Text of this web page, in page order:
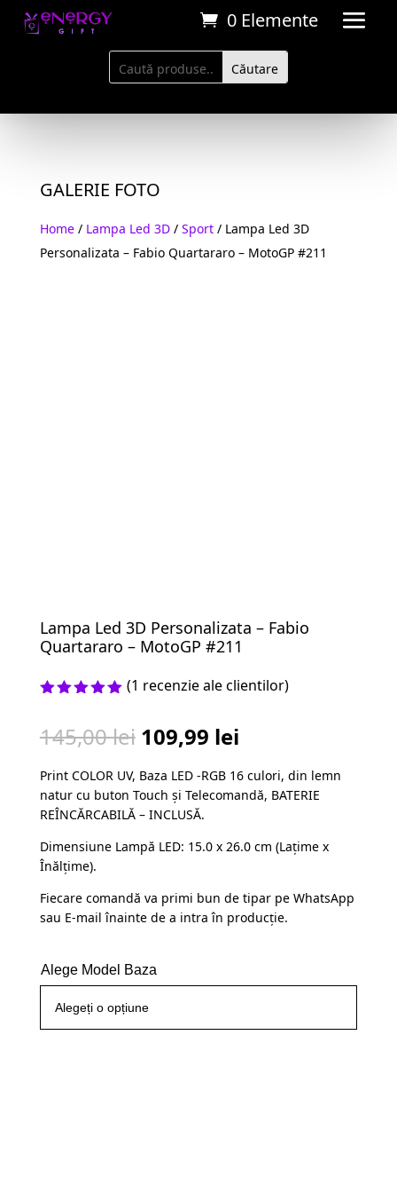
0 Elemente
GALERIE FOTO
Home/ Lampa Led 3D/ Sport/ Lampa Led 3D
Personalizata – Fabio Quartararo – MotoGP #211
Lampa Led 3D Personalizata – Fabio
Quartararo – MotoGP #211
pe baza
unei
evaluări
(1 recenzie ale clientilor)
145,00lei Prețul
a
fost:
109,99 leiPrețul
este:
109,99 lei.
Print COLOR UV, Baza LED -RGB 16 culori, din lemn
natur cu buton Touch și Telecomandă, BATERIE
REÎNCĂRCABILĂ – INCLUSĂ.
Dimensiune Lampă LED: 15.0 x 26.0 cm (Lațime x
Înălțime).
Fiecare comandă va primi bun de tipar pe WhatsApp
sau E-mail înainte de a intra în producție.
Alege Model Baza